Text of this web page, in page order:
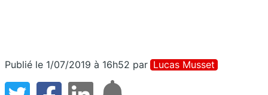
Publié le 1/07/2019 à 16h52 par Lucas Musset